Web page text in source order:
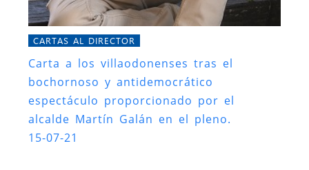
CARTAS AL DIRECTOR
Carta a los villaodonenses tras el
bochornoso y antidemocrático
espectáculo proporcionado por el
alcalde Martín Galán en el pleno.
15-07-21